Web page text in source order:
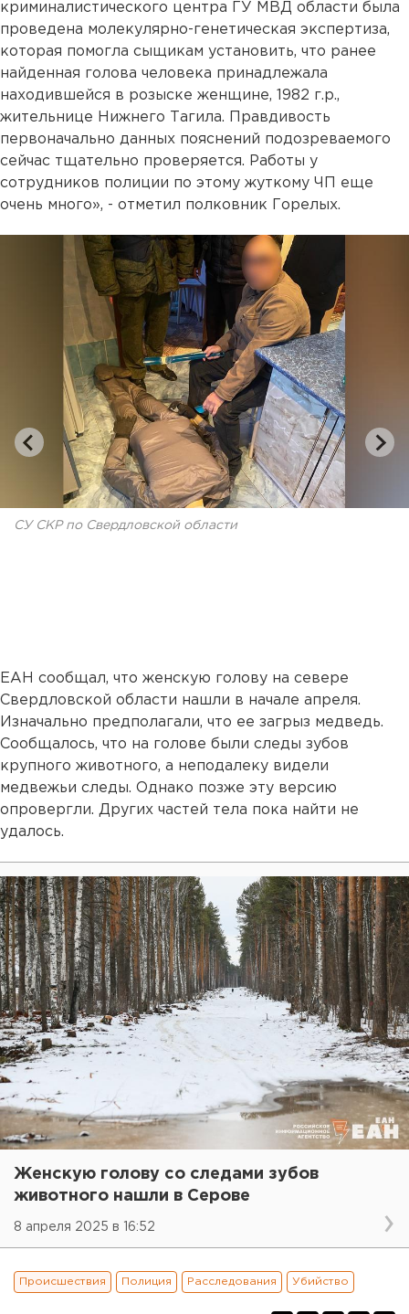
криминалистического центра ГУ МВД области была
проведена молекулярно-генетическая экспертиза,
которая помогла сыщикам установить, что ранее
найденная голова человека принадлежала
находившейся в розыске женщине, 1982 г.р.,
жительнице Нижнего Тагила. Правдивость
первоначально данных пояснений подозреваемого
сейчас тщательно проверяется. Работы у
сотрудников полиции по этому жуткому ЧП еще
очень много», - отметил полковник Горелых.
СУ СКР по Свердловской области
ЕАН сообщал, что женскую голову на севере
Свердловской области нашли в начале апреля.
Изначально предполагали, что ее загрыз медведь.
Сообщалось, что на голове были следы зубов
крупного животного, а неподалеку видели
медвежьи следы. Однако позже эту версию
опровергли. Других частей тела пока найти не
удалось.
Женскую голову со следами зубов
животного нашли в Серове
8 апреля 2025 в 16:52
Происшествия Полиция Расследования Убийство